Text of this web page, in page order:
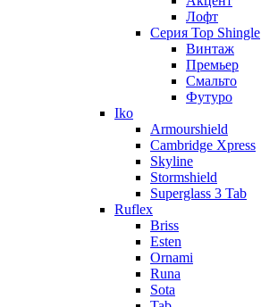
Лофт
Серия Top Shingle
Винтаж
Премьер
Смальто
Футуро
Iko
Armourshield
Cambridge Xpress
Skyline
Stormshield
Superglass 3 Tab
Ruflex
Briss
Esten
Ornami
Runa
Sota